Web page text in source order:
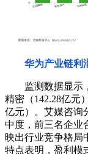
华为产业链利
监测数据显示，
精密（142.28亿元
亿元）。艾媒咨询
中度，前三名企业
映出行业竞争格局
特点表明，盈利模